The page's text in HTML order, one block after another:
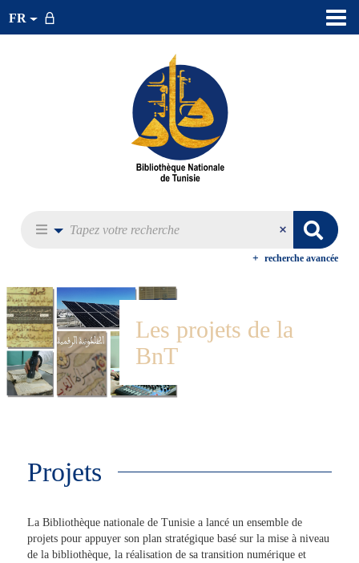
FR
recherche avancée
Les projets de la
BnT
Projets
La Bibliothèque nationale de Tunisie a lancé un ensemble de
projets pour appuyer son plan stratégique basé sur la mise à niveau
de la bibliothèque, la réalisation de sa transition numérique et